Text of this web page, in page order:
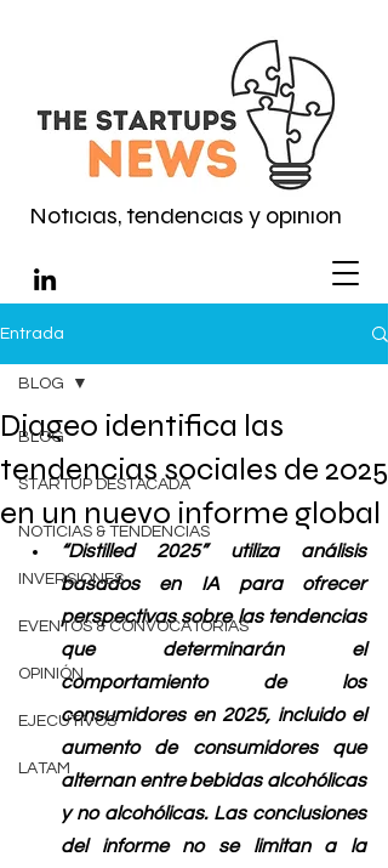
Noticias, tendencias y opinión
Entrada
BLOG
STARTUP DESTACADA
NOTICIAS & TENDENCIAS
INVERSIONES
EVENTOS & CONVOCATORIAS
OPINIÓN
EJECUTIVOS
LATAM
BLOG
Diageo identifica las
tendencias sociales de 2025
en un nuevo informe global
“Distilled 2025” utiliza análisis
basados en IA para ofrecer
perspectivas sobre las tendencias
que determinarán el
comportamiento de los
consumidores en 2025, incluido el
aumento de consumidores que
alternan entre bebidas alcohólicas
y no alcohólicas. Las conclusiones
del informe no se limitan a la